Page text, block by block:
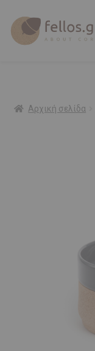
Αρχική σελίδα